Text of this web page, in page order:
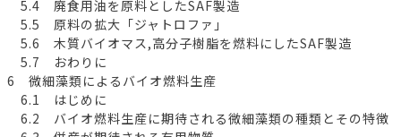
5.4 廃食用油を原料としたSAF製造
5.5 原料の拡大「ジャトロファ」
5.6 木質バイオマス,高分子樹脂を燃料にしたSAF製造
5.7 おわりに
6 微細藻類によるバイオ燃料生産
6.1 はじめに
6.2 バイオ燃料生産に期待される微細藻類の種類とその特徴